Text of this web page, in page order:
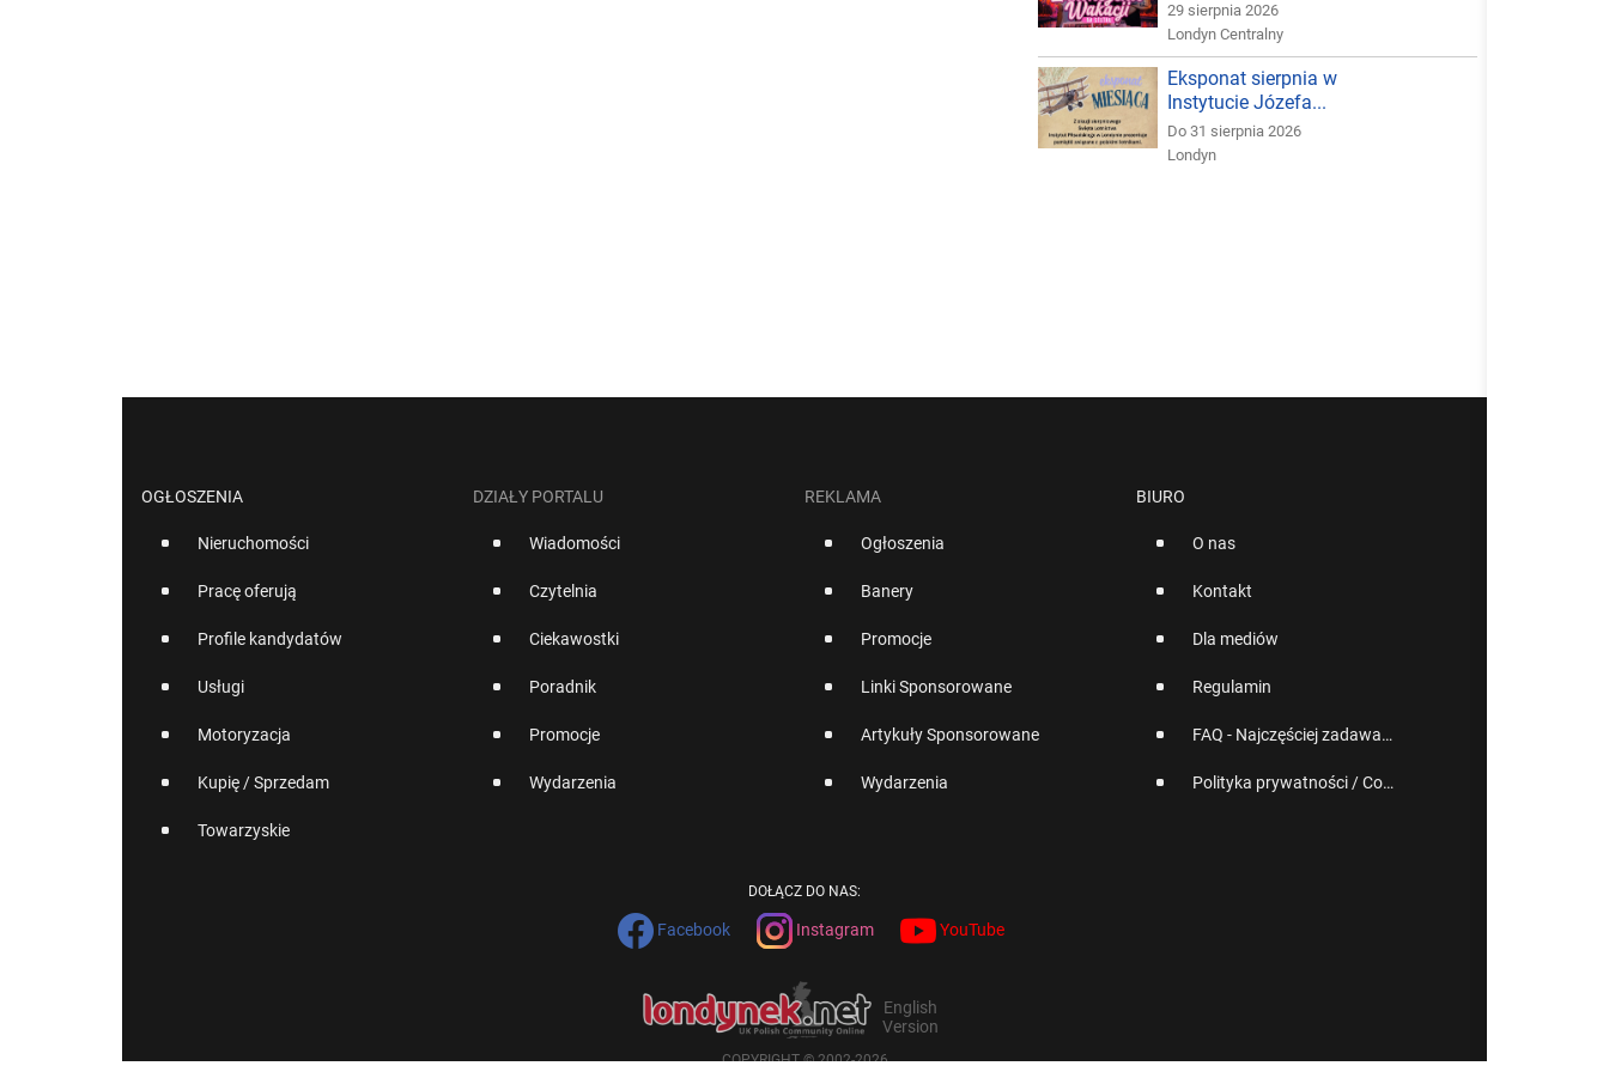
29 sierpnia 2026
Londyn Centralny
Eksponat sierpnia w
Instytucie Józefa...
Do 31 sierpnia 2026
Londyn
OGŁOSZENIA
Nieruchomości
Pracę oferują
Profile kandydatów
Usługi
Motoryzacja
Kupię / Sprzedam
Towarzyskie
DZIAŁY PORTALU
Wiadomości
Czytelnia
Ciekawostki
Poradnik
Promocje
Wydarzenia
REKLAMA
Ogłoszenia
Banery
Promocje
Linki Sponsorowane
Artykuły Sponsorowane
Wydarzenia
BIURO
O nas
Kontakt
Dla mediów
Regulamin
FAQ - Najczęściej zadawane pytania
Polityka prywatności / Cookies
DOŁĄCZ DO NAS:
Facebook Instagram YouTube
English
Version
COPYRIGHT © 2002-2026